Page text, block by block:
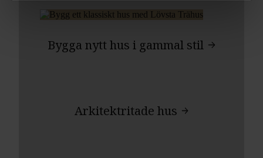
Bygga nytt hus i gammal stil
Arkitektritade hus